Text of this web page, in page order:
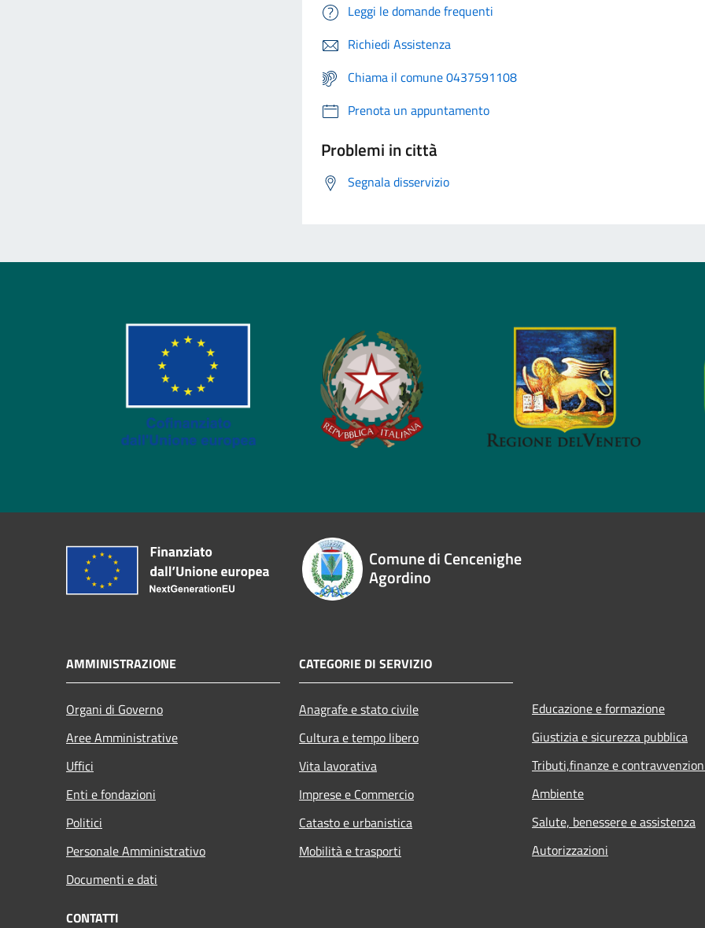
Leggi le domande frequenti
Richiedi Assistenza
Chiama il comune 0437591108
Prenota un appuntamento
Problemi in città
Segnala disservizio
Comune di Cencenighe
Agordino
AMMINISTRAZIONE
Organi di Governo
Aree Amministrative
Uffici
Enti e fondazioni
Politici
Personale Amministrativo
Documenti e dati
CATEGORIE DI SERVIZIO
Anagrafe e stato civile
Cultura e tempo libero
Vita lavorativa
Imprese e Commercio
Catasto e urbanistica
Mobilità e trasporti
Educazione e formazione
Giustizia e sicurezza pubblica
Tributi,finanze e
Ambiente
Salute, benessere e assistenza
Autorizzazioni
CONTATTI